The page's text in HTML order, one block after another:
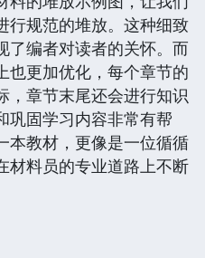
行规范的堆放。这种细致
了编者对读者的关怀。而
也更加优化，每个章节的
，章节末尾还会进行知识
巩固学习内容非常有帮
本教材，更像是一位循循
材料员的专业道路上不断